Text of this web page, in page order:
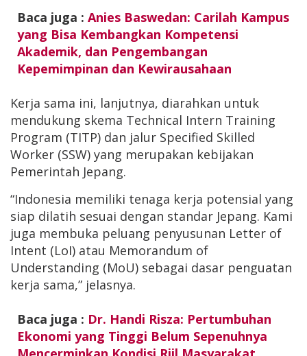
Baca juga : Anies Baswedan: Carilah Kampus
yang Bisa Kembangkan Kompetensi
Akademik, dan Pengembangan
Kepemimpinan dan Kewirausahaan
Kerja sama ini, lanjutnya, diarahkan untuk
mendukung skema Technical Intern Training
Program (TITP) dan jalur Specified Skilled
Worker (SSW) yang merupakan kebijakan
Pemerintah Jepang.
“Indonesia memiliki tenaga kerja potensial yang
siap dilatih sesuai dengan standar Jepang. Kami
juga membuka peluang penyusunan Letter of
Intent (LoI) atau Memorandum of
Understanding (MoU) sebagai dasar penguatan
kerja sama,” jelasnya.
Baca juga : Dr. Handi Risza: Pertumbuhan
Ekonomi yang Tinggi Belum Sepenuhnya